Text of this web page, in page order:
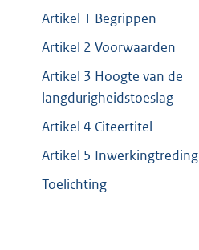
Artikel 1 Begrippen
Artikel 2 Voorwaarden
Artikel 3 Hoogte van de
langdurigheidstoeslag
Artikel 4 Citeertitel
Artikel 5 Inwerkingtreding
Toelichting